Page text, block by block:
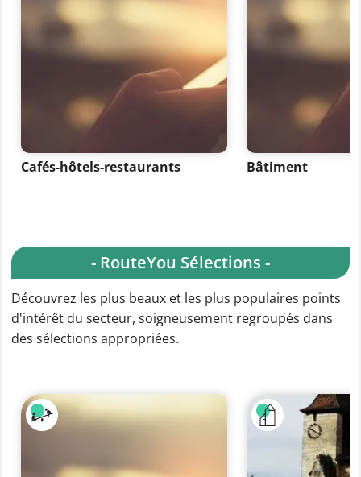
Cafés-hôtels-restaurants Bâtiment
- RouteYou Sélections -
Découvrez les plus beaux et les plus populaires points
d'intérêt du secteur, soigneusement regroupés dans
des sélections appropriées.